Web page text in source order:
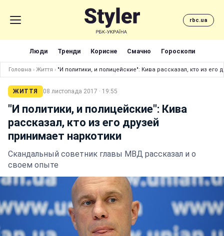
rbc.ua
Люди Тренди Корисне Смачно Гороскопи
Головна › Життя › "И политики, и полицейские": Кива рассказал, кто из его
ЖИТТЯ 08 листопада 2017 · 19:55
"И политики, и полицейские": Кива
рассказал, кто из его друзей
принимает наркотики
Скандальный советник главы МВД рассказал и о
своем опыте